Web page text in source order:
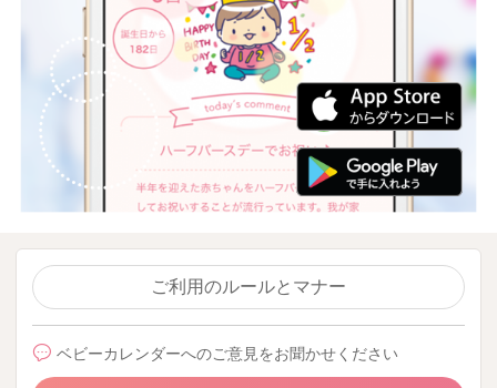
ご利用のルールとマナー
ベビーカレンダーへのご意見をお聞かせください